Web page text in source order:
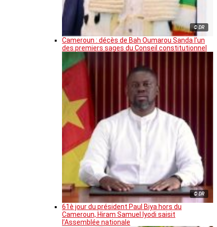
© DR
Cameroun : décès de Bah Oumarou Sanda l’un
des premiers sages du Conseil constitutionnel
© DR
61è jour du président Paul Biya hors du
Cameroun, Hiram Samuel Iyodi saisit
l’Assemblée nationale